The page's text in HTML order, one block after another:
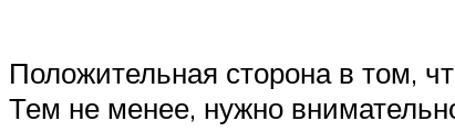
Положительная сторона в том,
Тем не менее, нужно